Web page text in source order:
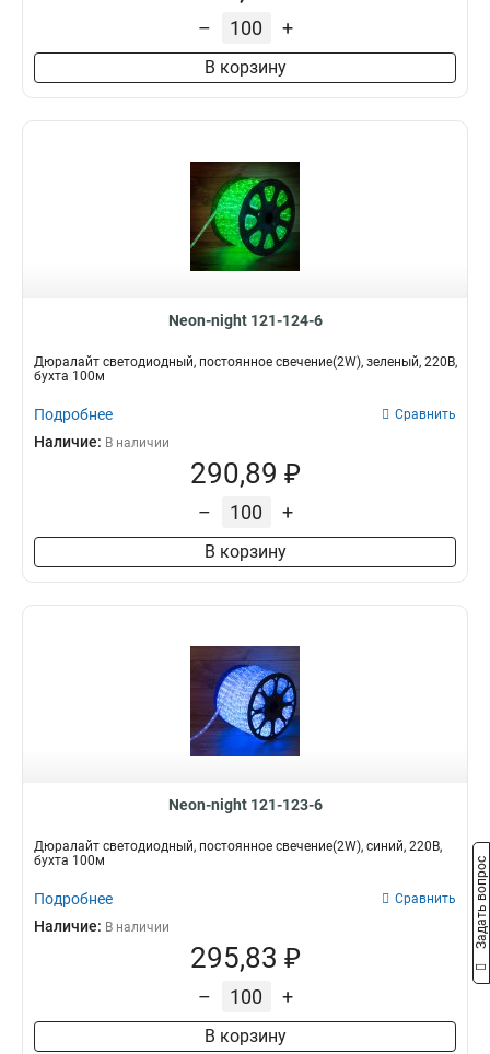
– +
В корзину
Neon-night 121-124-6
Дюралайт светодиодный, постоянное свечение(2W), зеленый, 220В,
бухта 100м
Подробнее Сравнить
Наличие: В наличии
290,89 ₽
– +
В корзину
Neon-night 121-123-6
Дюралайт светодиодный, постоянное свечение(2W), синий, 220В,
бухта 100м
Подробнее Сравнить
Наличие: В наличии
295,83 ₽
– +
В корзину
Задать вопрос